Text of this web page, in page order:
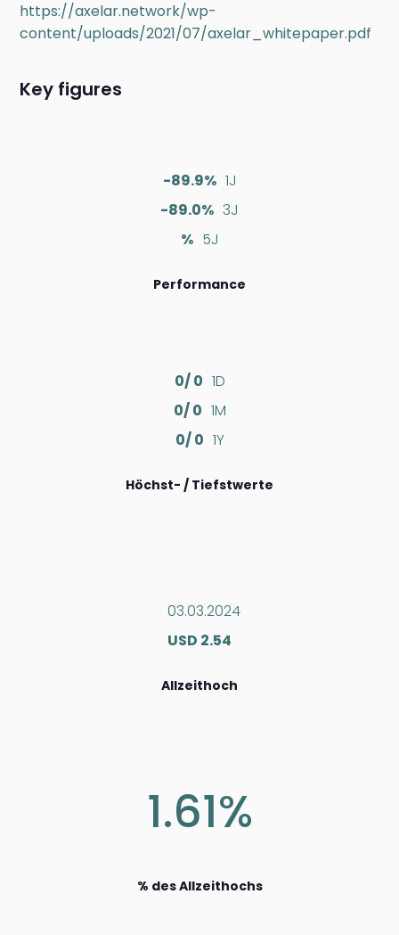
https://axelar.network/wp-
content/uploads/2021/07/axelar_whitepaper.pdf
Key figures
-89.9% 1J
-89.0% 3J
% 5J
Performance
0/ 0 1D
0/ 0 1M
0/ 0 1Y
Höchst- / Tiefstwerte
03.03.2024
USD 2.54
Allzeithoch
1.61%
% des Allzeithochs